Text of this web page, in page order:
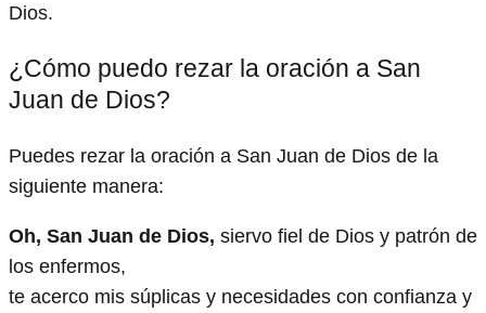
Dios.
¿Cómo puedo rezar la oración a San
Juan de Dios?
Puedes rezar la oración a San Juan de Dios de la
siguiente manera:
Oh, San Juan de Dios, siervo fiel de Dios y patrón de
los enfermos,
te acerco mis súplicas y necesidades con confianza y